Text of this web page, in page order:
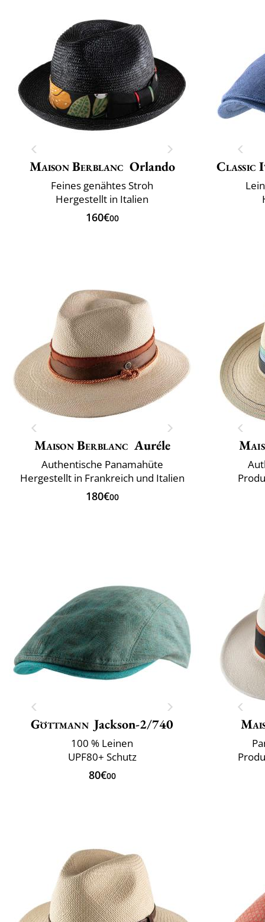
Maison Berblanc Orlando
Feines genähtes Stroh
Hergestellt in Italien
160€00
Classic
Maison Berblanc Auréle
Authentische Panamahüte
Hergestellt in Frankreich und Italien
180€00
Göttmann Jackson-2/740
100 % Leinen
UPF80+ Schutz
80€00